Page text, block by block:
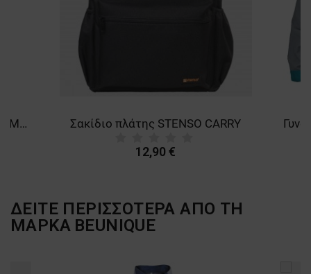
Φόρμα εργασίας COLLINS SUMMER ROYAL BLUE Σακίδιο πλάτης STENSO CARRY
12,90 €
ΔΕΙΤΕ ΠΕΡΙΣΣΟΤΕΡΑ ΑΠΟ ΤΗ
ΜΑΡΚΑ BEUNIQUE